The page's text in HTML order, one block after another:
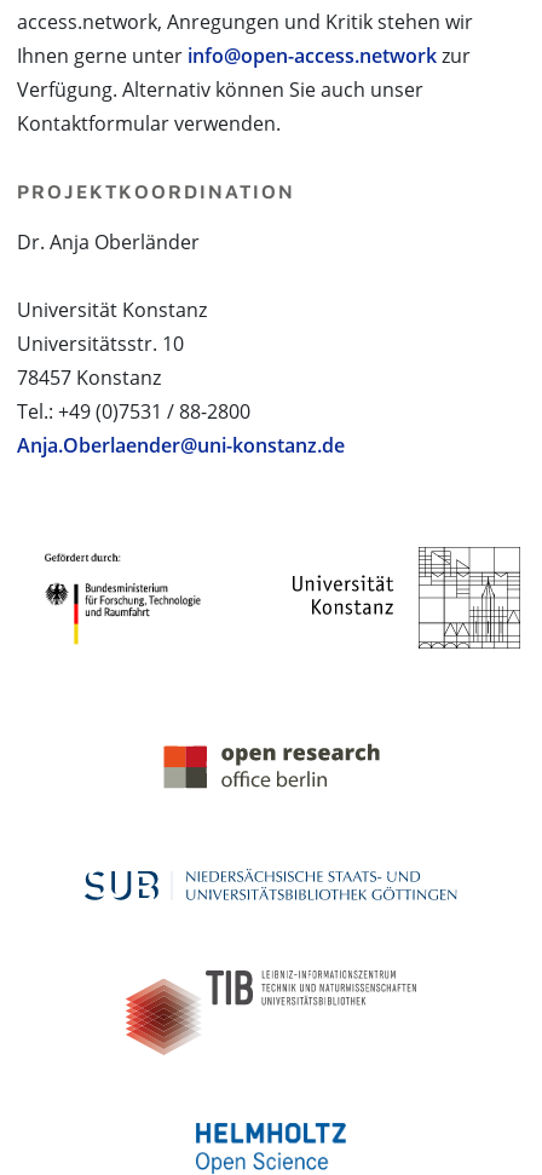
access.network, Anregungen und Kritik stehen wir
Ihnen gerne unter info@open-access.networkzur
Verfügung. Alternativ können Sie auch unser
Kontaktformular verwenden.
PROJEKTKOORDINATION
Dr. Anja Oberländer
Universität Konstanz
Universitätsstr. 10
78457 Konstanz
Tel.: +49 (0)7531 / 88-2800
Anja.Oberlaender@uni-konstanz.de